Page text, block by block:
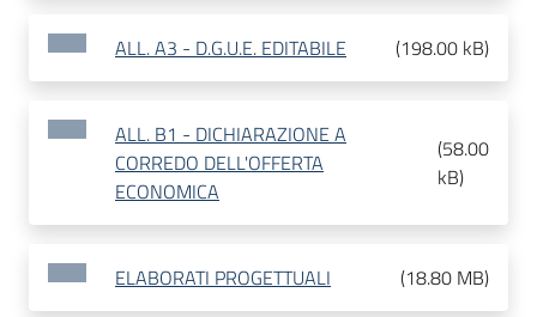
ALL. A3 - D.G.U.E. EDITABILE (198.00 kB)
ALL. B1 - DICHIARAZIONE A
CORREDO DELL'OFFERTA
ECONOMICA
(58.00
kB)
ELABORATI PROGETTUALI (18.80 MB)